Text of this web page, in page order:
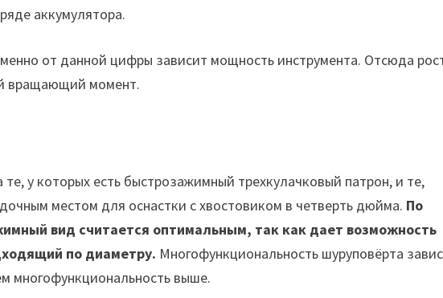
аккумулятора.
от данной цифры зависит мощность инструмента. Отсюда
вращающий момент.
у которых есть быстрозажимный трехкулачковый патрон, и те,
местом для оснастки с хвостовиком в четверть дюйма. По
вид считается оптимальным, так как дает возможность
по диаметру. Многофункциональность шуруповёрта
многофункциональность выше.